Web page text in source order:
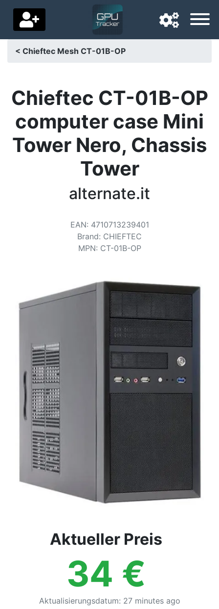
Lieferland
Einstellungen
Kontaktiere uns
< Chieftec Mesh CT-01B-OP
Chieftec CT-01B-OP
computer case Mini
Tower Nero, Chassis
Tower
alternate.it
EAN: 4710713239401
Brand: CHIEFTEC
MPN: CT-01B-OP
Aktueller Preis
34 €
Aktualisierungsdatum: 27 minutes ago